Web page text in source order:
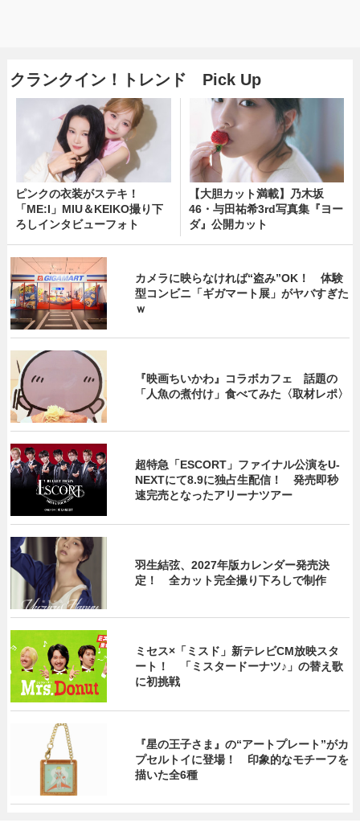
クランクイン！トレンド Pick Up
ピンクの衣装がステキ！
「ME:I」MIU＆KEIKO撮り下
ろしインタビューフォト
【大胆カット満載】乃木坂
46・与田祐希3rd写真集『ヨー
ダ』公開カット
カメラに映らなければ“盗み”OK！ 体験
型コンビニ「ギガマート展」がヤバすぎた
ｗ
『映画ちいかわ』コラボカフェ 話題の
「人魚の煮付け」食べてみた〈取材レポ〉
超特急「ESCORT」ファイナル公演をU-
NEXTにて8.9に独占生配信！ 発売即秒
速完売となったアリーナツアー
羽生結弦、2027年版カレンダー発売決
定！ 全カット完全撮り下ろしで制作
ミセス×「ミスド」新テレビCM放映スタ
ート！ 「ミスタードーナツ♪」の替え歌
に初挑戦
『星の王子さま』の“アートプレート”がカ
プセルトイに登場！ 印象的なモチーフを
描いた全6種